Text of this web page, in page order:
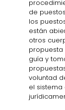
de
los
están
otros
guía y
voluntad
el